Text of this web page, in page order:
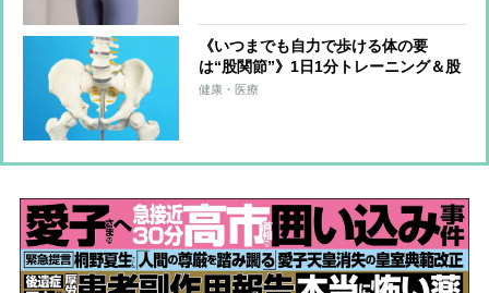
《いつまでも自力で歩ける体の要
は“股関節”》1日1分トレーニング＆股
関節のズレを防ぐ習慣を医師らが解説
健康・医療